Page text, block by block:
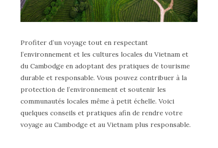
Profiter d’un voyage tout en respectant
l’environnement et les cultures locales du Vietnam et
du Cambodge en adoptant des pratiques de tourisme
durable et responsable. Vous pouvez contribuer à la
protection de l’environnement et soutenir les
communautés locales même à petit échelle. Voici
quelques conseils et pratiques afin de rendre votre
voyage au Cambodge et au Vietnam plus responsable.